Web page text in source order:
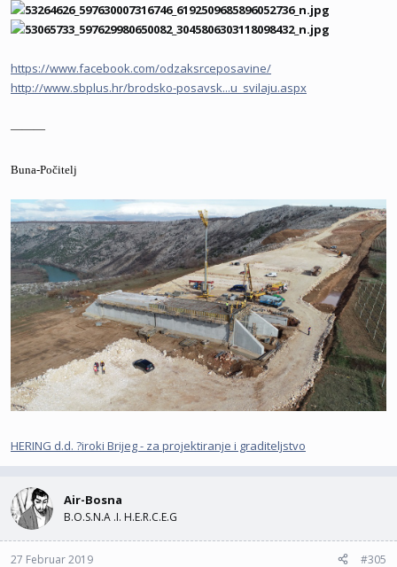
https://www.facebook.com/odzaksrceposavine/
http://www.sbplus.hr/brodsko-posavsk...u_svilaju.aspx
———
Buna-Počitelj
HERING d.d. ?iroki Brijeg - za projektiranje i graditeljstvo
Air-Bosna
B.O.S.N.A .I. H.E.R.C.E.G
27 Februar 2019 #305